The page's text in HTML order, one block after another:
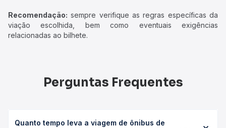
Recomendação: sempre verifique as regras específicas da
viação escolhida, bem como eventuais exigências
relacionadas ao bilhete.
Perguntas Frequentes
Quanto tempo leva a viagem de ônibus de